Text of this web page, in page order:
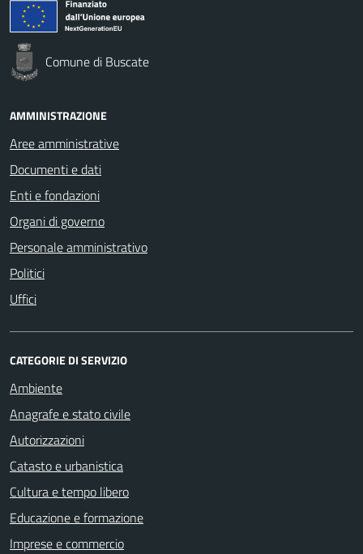
Comune di Buscate
AMMINISTRAZIONE
Aree amministrative
Documenti e dati
Enti e fondazioni
Organi di governo
Personale amministrativo
Politici
Uffici
CATEGORIE DI SERVIZIO
Ambiente
Anagrafe e stato civile
Autorizzazioni
Catasto e urbanistica
Cultura e tempo libero
Educazione e formazione
Imprese e commercio